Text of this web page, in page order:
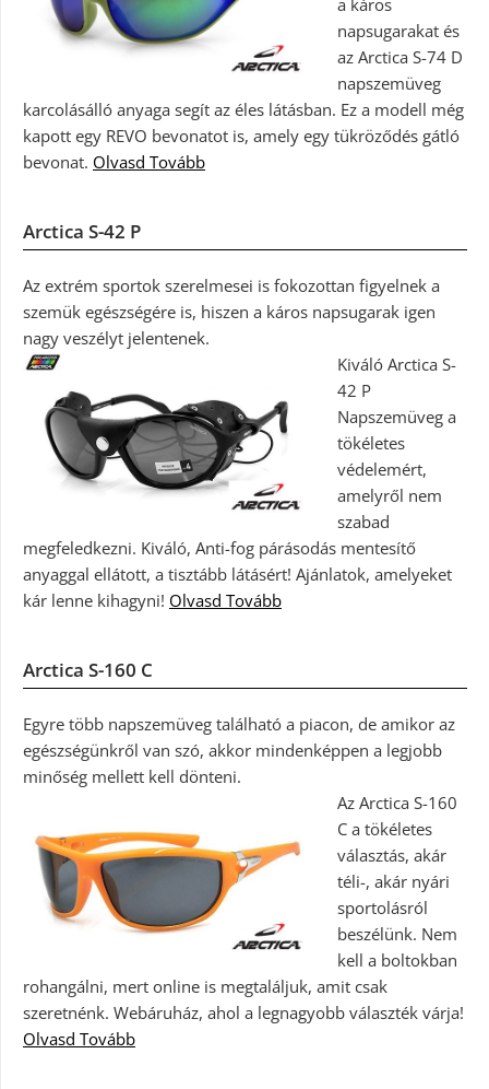
napsugarakat és
az Arctica S-74 D
napszemüveg
karcolásálló anyaga segít az éles látásban. Ez a modell még
kapott egy REVO bevonatot is, amely egy tükröződés gátló
bevonat. Olvasd Tovább
Arctica S-42 P
Az extrém sportok szerelmesei is fokozottan figyelnek a
szemük egészségére is, hiszen a káros napsugarak igen
nagy veszélyt jelentenek.
Kiváló Arctica S-
42 P
Napszemüveg a
tökéletes
védelemért,
amelyről nem
szabad
megfeledkezni. Kiváló, Anti-fog párásodás mentesítő
anyaggal ellátott, a tisztább látásért! Ajánlatok, amelyeket
kár lenne kihagyni! Olvasd Tovább
Arctica S-160 C
Egyre több napszemüveg található a piacon, de amikor az
egészségünkről van szó, akkor mindenképpen a legjobb
minőség mellett kell dönteni.
Az Arctica S-160
C a tökéletes
választás, akár
téli-, akár nyári
sportolásról
beszélünk. Nem
kell a boltokban
rohangálni, mert online is megtaláljuk, amit csak
szeretnénk. Webáruház, ahol a legnagyobb választék várja!
Olvasd Tovább